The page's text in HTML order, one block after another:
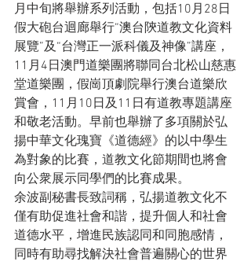
月中旬將舉辦系列活動，包括10月28日
假大砲台迴廊舉行“澳台陝道教文化資料
展覽”及“台灣正一派科儀及神像”講座，
11月4日澳門道樂團將聯同台北松山慈惠
堂道樂團，假崗頂劇院舉行澳台道樂欣
賞會，11月10日及11日有道教專題講座
和敬老活動。早前也舉辦了多項關於弘
揚中華文化瑰寶《道德經》的以中學生
為對象的比賽，道教文化節期間也將會
向公衆展示同學們的比賽成果。
余波副秘書長致詞稱，弘揚道教文化不
僅有助促進社會和諧，提升個人和社會
道德水平，增進民族認同和同胞感情，
同時有助尋找解決社會普遍關心的世界